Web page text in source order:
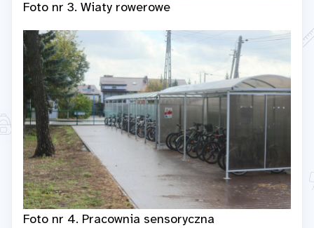
Foto nr 3. Wiaty rowerowe
Foto nr 4. Pracownia sensoryczna